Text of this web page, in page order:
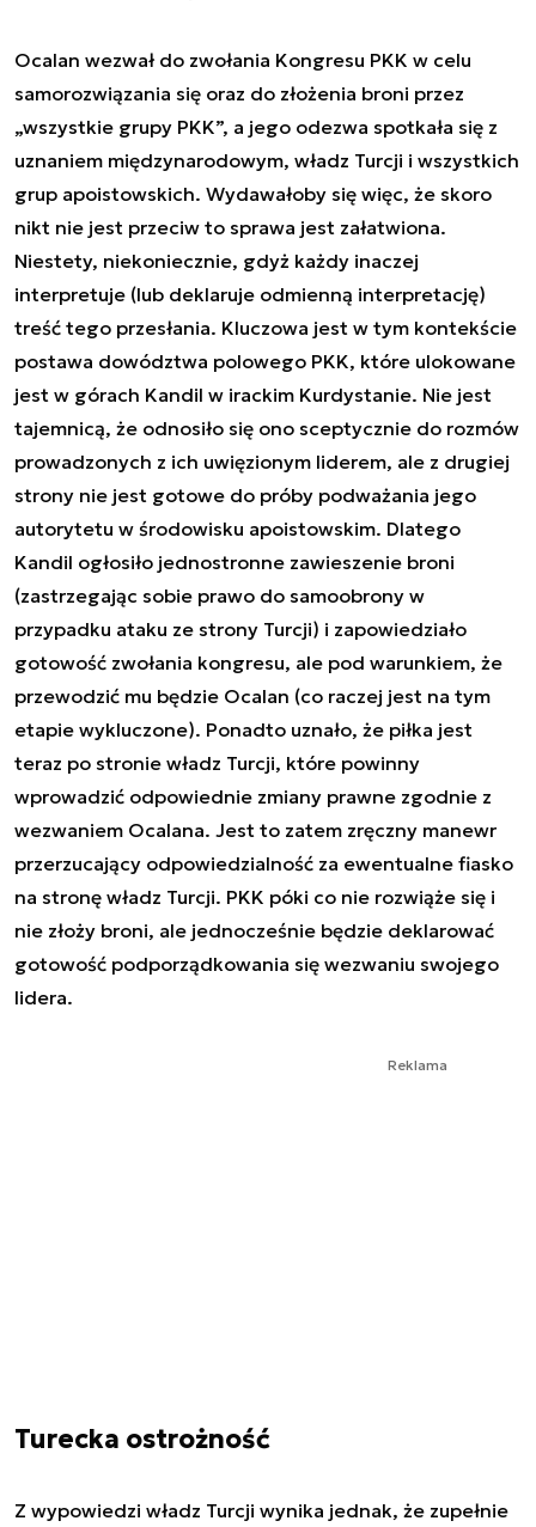
Ocalan wezwał do zwołania Kongresu PKK w celu
samorozwiązania się oraz do złożenia broni przez
„wszystkie grupy PKK”, a jego odezwa spotkała się z
uznaniem międzynarodowym, władz Turcji i wszystkich
grup apoistowskich. Wydawałoby się więc, że skoro
nikt nie jest przeciw to sprawa jest załatwiona.
Niestety, niekoniecznie, gdyż każdy inaczej
interpretuje (lub deklaruje odmienną interpretację)
treść tego przesłania. Kluczowa jest w tym kontekście
postawa dowództwa polowego PKK, które ulokowane
jest w górach Kandil w irackim Kurdystanie. Nie jest
tajemnicą, że odnosiło się ono sceptycznie do rozmów
prowadzonych z ich uwięzionym liderem, ale z drugiej
strony nie jest gotowe do próby podważania jego
autorytetu w środowisku apoistowskim. Dlatego
Kandil ogłosiło jednostronne zawieszenie broni
(zastrzegając sobie prawo do samoobrony w
przypadku ataku ze strony Turcji) i zapowiedziało
gotowość zwołania kongresu, ale pod warunkiem, że
przewodzić mu będzie Ocalan (co raczej jest na tym
etapie wykluczone). Ponadto uznało, że piłka jest
teraz po stronie władz Turcji, które powinny
wprowadzić odpowiednie zmiany prawne zgodnie z
wezwaniem Ocalana. Jest to zatem zręczny manewr
przerzucający odpowiedzialność za ewentualne fiasko
na stronę władz Turcji. PKK póki co nie rozwiąże się i
nie złoży broni, ale jednocześnie będzie deklarować
gotowość podporządkowania się wezwaniu swojego
lidera.
Reklama
Turecka ostrożność
Z wypowiedzi władz Turcji wynika jednak, że zupełnie